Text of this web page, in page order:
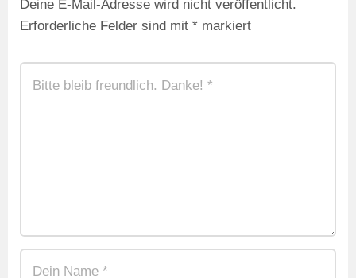
Deine E-Mail-Adresse wird nicht veröffentlicht.
Erforderliche Felder sind mit * markiert